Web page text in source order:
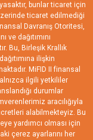
bunlar ticaret için
ticaret edilmediği
Davranış Otoritesi,
ve dağıtımını
Bu, Birleşik Krallık
ilişkin
MiFID II finansal
ilgili yetkililer
durumlar
aracılığıyla
alabilmekteyiz. Bu
yardımcı olması için
çerez ayarlarını her